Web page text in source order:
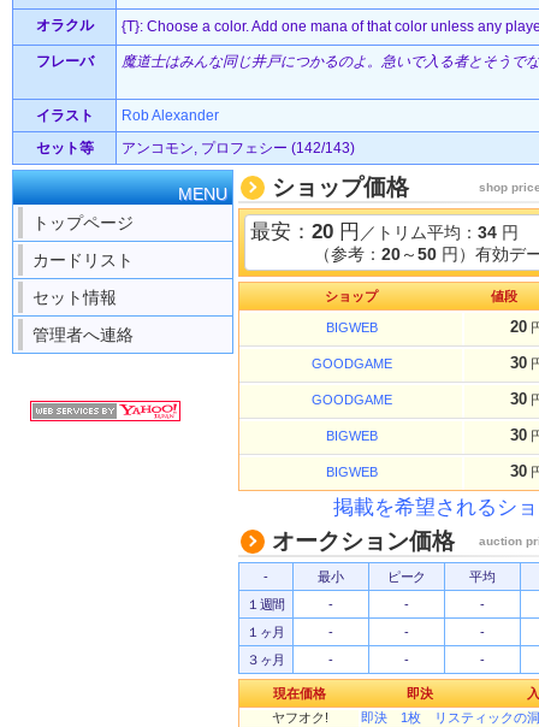
オラクル {T}: Choose a color. Add one mana of that color unless any
フレーバ 魔道士はみんな同じ井戸につかるのよ。急いで入る者とそうで
イラスト
Rob Alexander
セット等
アンコモン, プロフェシー (142/143)
MENU
トップページ
カードリスト
セット情報
管理者へ連絡
ショップ価格 shop
最安： 20 円 ／トリム平均： 34 円
（参考： 20～50 円）有効デ
ショップ 値段
BIGWEB 20
GOODGAME 30
GOODGAME 30
BIGWEB 30
BIGWEB 30
掲載を希望されるシ
オークション価格 auction
- 最小 ピーク
平均
１週間
- -
-
１ヶ月
- -
-
３ヶ月
- - -
現在価格 即決
ヤフオク!
即決 1枚 リスティックの